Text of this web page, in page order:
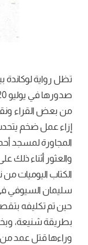
تظل رواية لوكاندة
من بعض القراء
إزاء عمل ضخم
سليمان السيوفي
حين تم تكليفه
بطريقة شنيعة،
وراءها قتل عمد من